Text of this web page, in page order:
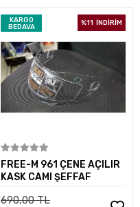
KARGO
BEDAVA
%11 İNDİRİM
Sepete Ekle
FREE-M 961 ÇENE AÇILIR
KASK CAMI ŞEFFAF
690,00 TL